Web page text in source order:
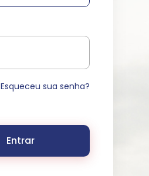
Esqueceu sua senha?
Entrar